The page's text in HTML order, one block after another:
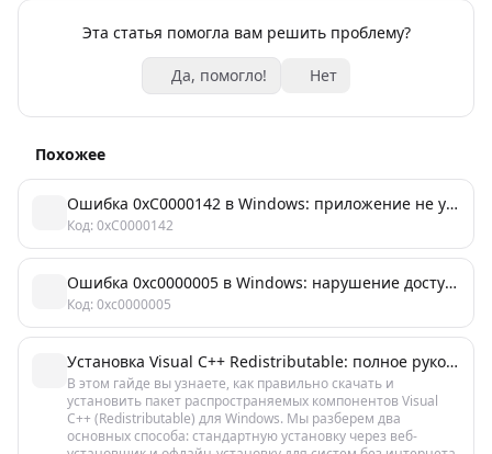
Эта статья помогла вам решить проблему?
Да, помогло! Нет
Похожее
Ошибка 0xC0000142 в Windows: приложение не удалось запустить (Application Error)
Код: 0xC0000142
Ошибка 0xc0000005 в Windows: нарушение доступа (Access Violation)
Код: 0xc0000005
Установка Visual C++ Redistributable: полное руководство по скачиванию и настройке
В этом гайде вы узнаете, как правильно скачать и
установить пакет распространяемых компонентов Visual
C++ (Redistributable) для Windows. Мы разберем два
основных способа: стандартную установку через веб-